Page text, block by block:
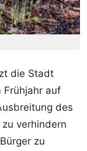
die Stadt
Frühjahr auf
des
zu verhindern
zu